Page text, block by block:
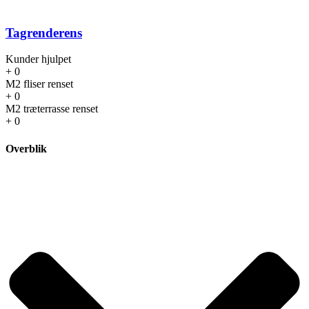
Tagrenderens
Kunder hjulpet
+ 0
M2 fliser renset
+ 0
M2 træterrasse renset
+ 0
Overblik